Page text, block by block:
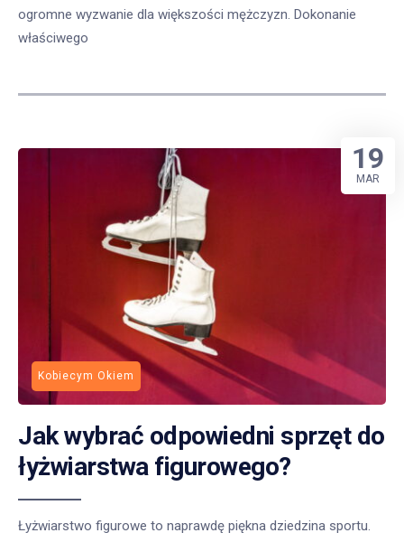
ogromne wyzwanie dla większości mężczyzn. Dokonanie
właściwego
Kobiecym Okiem
Jak wybrać odpowiedni sprzęt do
łyżwiarstwa figurowego?
Łyżwiarstwo figurowe to naprawdę piękna dziedzina sportu.
19
MAR